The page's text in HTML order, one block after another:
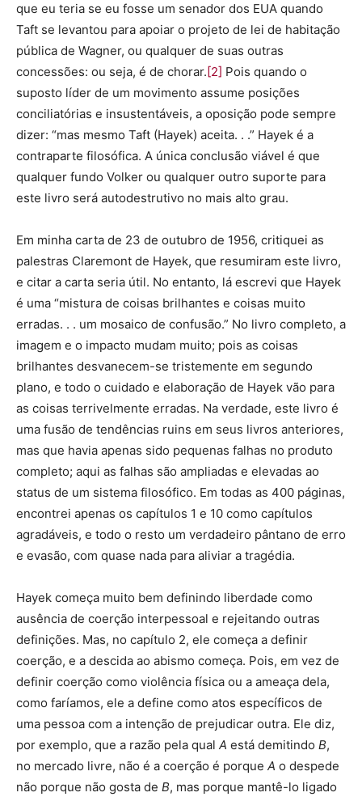
que eu teria se eu fosse um senador dos EUA quando
Taft se levantou para apoiar o projeto de lei de habitação
pública de Wagner, ou qualquer de suas outras
concessões: ou seja, é de chorar. [2] Pois quando o
suposto líder de um movimento assume posições
conciliatórias e insustentáveis, a oposição pode sempre
dizer: “mas mesmo Taft (Hayek) aceita. . .” Hayek é a
contraparte filosófica. A única conclusão viável é que
qualquer fundo Volker ou qualquer outro suporte para
este livro será autodestrutivo no mais alto grau.
Em minha carta de 23 de outubro de 1956, critiquei as
palestras Claremont de Hayek, que resumiram este livro,
e citar a carta seria útil. No entanto, lá escrevi que Hayek
é uma “mistura de coisas brilhantes e coisas muito
erradas. . . um mosaico de confusão.” No livro completo, a
imagem e o impacto mudam muito; pois as coisas
brilhantes desvanecem-se tristemente em segundo
plano, e todo o cuidado e elaboração de Hayek vão para
as coisas terrivelmente erradas. Na verdade, este livro é
uma fusão de tendências ruins em seus livros anteriores,
mas que havia apenas sido pequenas falhas no produto
completo; aqui as falhas são ampliadas e elevadas ao
status de um sistema filosófico. Em todas as 400 páginas,
encontrei apenas os capítulos 1 e 10 como capítulos
agradáveis, e todo o resto um verdadeiro pântano de erro
e evasão, com quase nada para aliviar a tragédia.
Hayek começa muito bem definindo liberdade como
ausência de coerção interpessoal e rejeitando outras
definições. Mas, no capítulo 2, ele começa a definir
coerção, e a descida ao abismo começa. Pois, em vez de
definir coerção como violência física ou a ameaça dela,
como faríamos, ele a define como atos específicos de
uma pessoa com a intenção de prejudicar outra. Ele diz,
por exemplo, que a razão pela qual A está demitindo B,
no mercado livre, não é a coerção é porque A o despede
não porque não gosta de B, mas porque mantê-lo ligado